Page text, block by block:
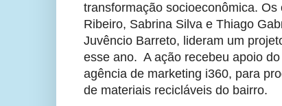
transformação socioeconômica.
Ribeiro, Sabrina Silva e Thiago
Juvêncio Barreto, lideram um
esse ano.  A ação recebeu apoio
agência de marketing i360, para
de materiais recicláveis do bairro.